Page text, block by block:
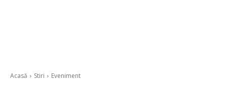
Acasă Stiri Eveniment